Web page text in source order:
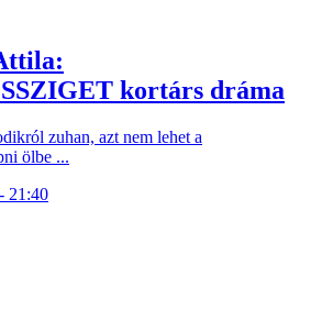
kortárs dráma
zuhan, azt nem lehet a
ölbe ...
21:40